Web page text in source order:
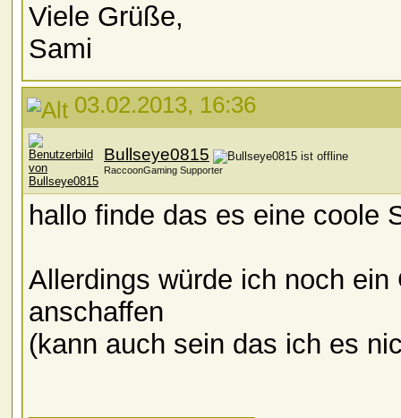
Viele Grüße,
Sami
03.02.2013, 16:36
Bullseye0815
RaccoonGaming Supporter
hallo finde das es eine coole
Allerdings würde ich noch
anschaffen
(kann auch sein das ich es